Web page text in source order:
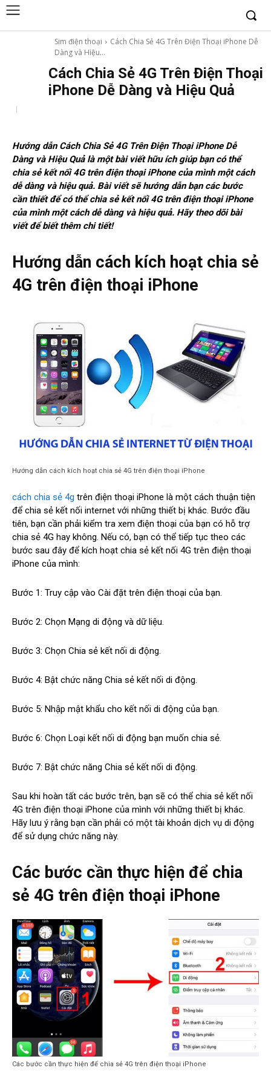
Sim điện thoại
Cách Chia Sẻ 4G Trên Điện Thoại iPhone Dễ
Dàng và Hiệu...
Cách Chia Sẻ 4G Trên Điện Thoại
iPhone Dễ Dàng và Hiệu Quả
Hướng dẫn Cách Chia Sẻ 4G Trên Điện Thoại iPhone Dễ
Dàng và Hiệu Quả là một bài viết hữu ích giúp bạn có thể
chia sẻ kết nối 4G trên điện thoại iPhone của mình một cách
dễ dàng và hiệu quả. Bài viết sẽ hướng dẫn bạn các bước
cần thiết để có thể chia sẻ kết nối 4G trên điện thoại iPhone
của mình một cách dễ dàng và hiệu quả. Hãy theo dõi bài
viết để biết thêm chi tiết!
Hướng dẫn cách kích hoạt chia sẻ
4G trên điện thoại iPhone
Hướng dẫn cách kích hoạt chia sẻ 4G trên điện thoại iPhone
cách chia sẻ 4g trên điện thoại iPhone là một cách thuận tiện
để chia sẻ kết nối internet với những thiết bị khác. Bước đầu
tiên, bạn cần phải kiểm tra xem điện thoại của bạn có hỗ trợ
chia sẻ 4G hay không. Nếu có, bạn có thể tiếp tục theo các
bước sau đây để kích hoạt chia sẻ kết nối 4G trên điện thoại
iPhone của mình:
Bước 1: Truy cập vào Cài đặt trên điện thoại của bạn.
Bước 2: Chọn Mạng di động và dữ liệu.
Bước 3: Chọn Chia sẻ kết nối di động.
Bước 4: Bật chức năng Chia sẻ kết nối di động.
Bước 5: Nhập mật khẩu cho kết nối di động của bạn.
Bước 6: Chọn Loại kết nối di động bạn muốn chia sẻ.
Bước 7: Bật chức năng Chia sẻ kết nối di động.
Sau khi hoàn tất các bước trên, bạn sẽ có thể chia sẻ kết nối
4G trên điện thoại iPhone của mình với những thiết bị khác.
Hãy lưu ý rằng bạn cần phải có một tài khoản dịch vụ di động
để sử dụng chức năng này.
Các bước cần thực hiện để chia
sẻ 4G trên điện thoại iPhone
Các bước cần thực hiện để chia sẻ 4G trên điện thoại iPhone